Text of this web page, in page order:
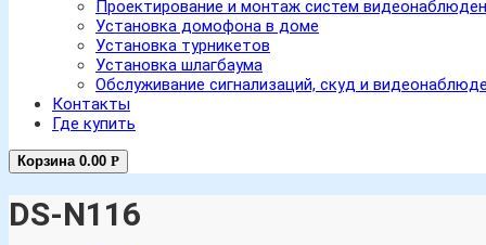
Проектирование и монтаж систем
Установка домофона в доме
Установка турникетов
Установка шлагбаума
Обслуживание сигнализаций, скуд и
Контакты
Где купить
Корзина 0.00 Р
DS-N116